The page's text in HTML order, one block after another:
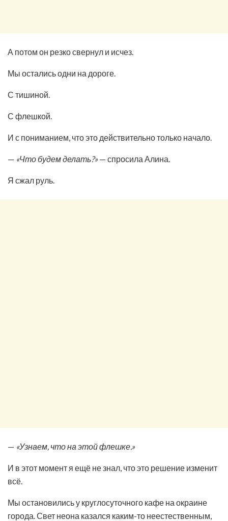
А потом он резко свернул и исчез.
Мы остались одни на дороге.
С тишиной.
С флешкой.
И с пониманием, что это действительно только начало.
— «Что будем делать?»— спросила Алина.
Я сжал руль.
— «Узнаем, что на этой флешке.»
И в этот момент я ещё не знал, что это решение изменит
всё.
Мы остановились у круглосуточного кафе на окраине
города. Свет неона казался каким-то неестественным,